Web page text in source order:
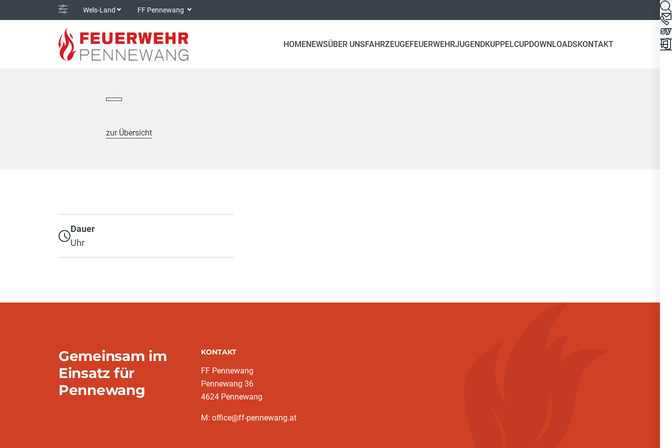
Wels-Land FF Pennewang
HOMENEWSÜBER UNSFAHRZEUGEFEUERWEHRJUGENDKUPPELCUPDOWNLOADSKONTAKT
zur Übersicht
Dauer
Uhr
Gemeinsam im
Einsatz für
Pennewang
KONTAKT
FF Pennewang
Pennewang 36
4624 Pennewang
M: office@ff-pennewang.at